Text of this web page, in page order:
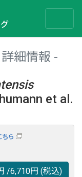
詳細情報
et al.
バナー(DBRP)か
ちら
/6,710円 (税込)